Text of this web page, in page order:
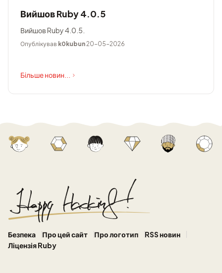
Вийшов Ruby 4.0.5
Вийшов Ruby 4.0.5.
Опублікував k0kubun20-05-2026
Більше новин...
Безпека Про цей сайт Про логотип
RSS новин
Ліцензія Ruby